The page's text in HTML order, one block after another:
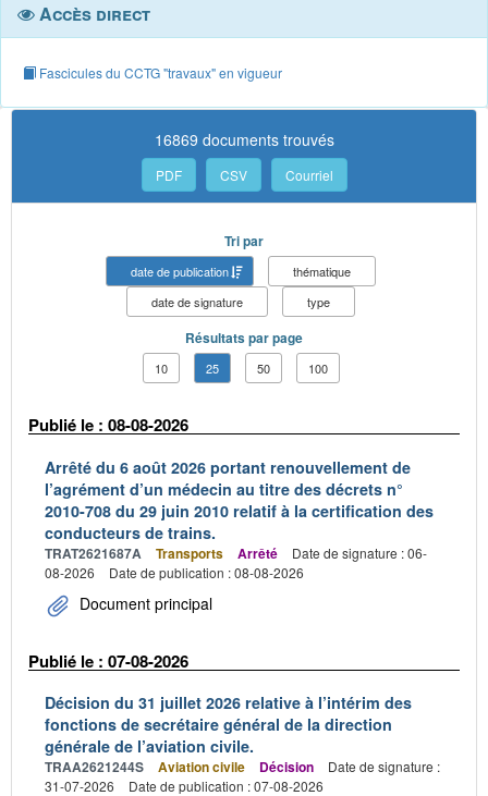
Accès direct
Fascicules du CCTG "travaux" en vigueur
16869 documents trouvés
PDF CSV Courriel
Tri par
date de publication
thématique
date de signature
type
Résultats par page
10 25 50 100
Publié le : 08-08-2026
Arrêté du 6 août 2026 portant renouvellement de
l’agrément d’un médecin au titre des décrets n°
2010-708 du 29 juin 2010 relatif à la certification des
conducteurs de trains.
TRAT2621687A Transports Arrêté
Date de signature : 06-
08-2026
Date de publication : 08-08-2026
Document principal
Publié le : 07-08-2026
Décision du 31 juillet 2026 relative à l’intérim des
fonctions de secrétaire général de la direction
générale de l’aviation civile.
TRAA2621244S Aviation civile Décision
Date de signature :
31-07-2026
Date de publication : 07-08-2026